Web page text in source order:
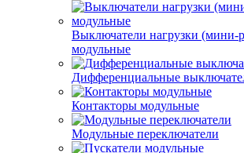
Выключатели нагрузки (мини-
модульные
Дифференциальные
Контакторы модульные
Модульные переключатели